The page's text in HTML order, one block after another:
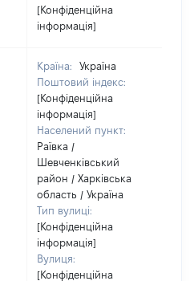
[Конфіденційна
інформація]
Країна:
Україна
Поштовий індекс:
[Конфіденційна
інформація]
Населений пункт:
Раївка /
Шевченківський
район / Харківська
область / Україна
Тип вулиці:
[Конфіденційна
інформація]
Вулиця:
[Конфіденційна